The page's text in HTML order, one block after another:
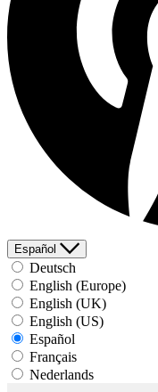
Español
Deutsch
English (Europe)
English (UK)
English (US)
Español
Français
Nederlands